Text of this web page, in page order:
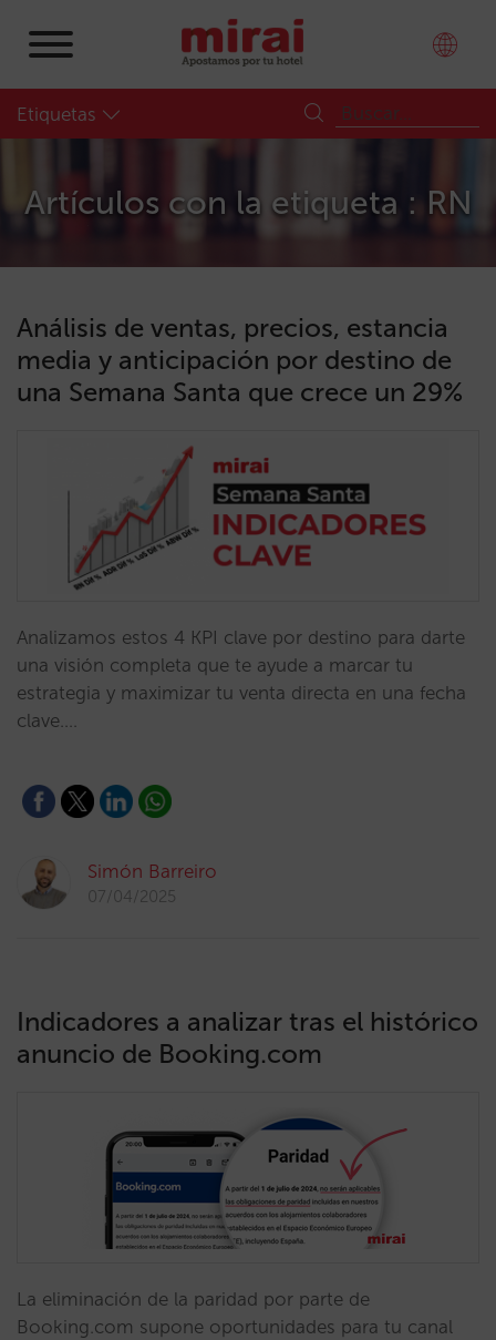
Etiquetas
Artículos con la etiqueta : RN
Análisis de ventas, precios, estancia
media y anticipación por destino de
una Semana Santa que crece un 29%
Analizamos estos 4 KPI clave por destino para darte
una visión completa que te ayude a marcar tu
estrategia y maximizar tu venta directa en una fecha
clave.…
Simón Barreiro
07/04/2025
Indicadores a analizar tras el histórico
anuncio de Booking.com
La eliminación de la paridad por parte de
Booking.com supone oportunidades para tu canal